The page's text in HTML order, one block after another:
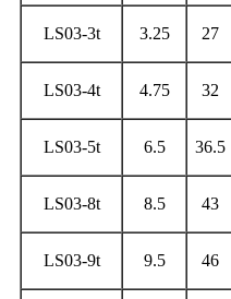
LS03-3t 3.25 27
LS03-4t 4.75 32
LS03-5t 6.5 36.5
LS03-8t 8.5 43
LS03-9t 9.5 46